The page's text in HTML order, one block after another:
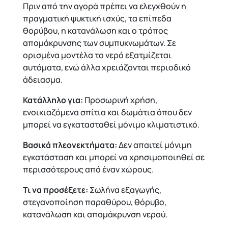
Πριν από την αγορά πρέπει να ελεγχθούν η
πραγματική ψυκτική ισχύς, τα επίπεδα
θορύβου, η κατανάλωση και ο τρόπος
απομάκρυνσης των συμπυκνωμάτων. Σε
ορισμένα μοντέλα το νερό εξατμίζεται
αυτόματα, ενώ άλλα χρειάζονται περιοδικό
άδειασμα.
Κατάλληλο για: Προσωρινή χρήση,
ενοικιαζόμενα σπίτια και δωμάτια όπου δεν
μπορεί να εγκατασταθεί μόνιμο κλιματιστικό.
Βασικά πλεονεκτήματα:Δεν απαιτεί μόνιμη
εγκατάσταση και μπορεί να χρησιμοποιηθεί σε
περισσότερους από έναν χώρους.
Τι να προσέξετε: Σωλήνα εξαγωγής,
στεγανοποίηση παραθύρου, θόρυβο,
κατανάλωση και απομάκρυνση νερού.